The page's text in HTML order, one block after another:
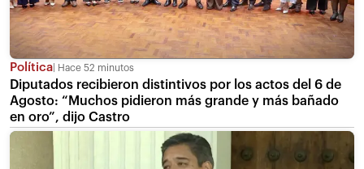
Política Hace 52 minutos
Diputados recibieron distintivos por los actos del 6 de
Agosto: “Muchos pidieron más grande y más bañado
en oro”, dijo Castro